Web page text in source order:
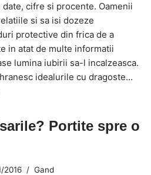
cifre si procente. Oamenii
si sa isi dozeze
protective din frica de a
in atat de multe informatii
lumina iubirii sa-l incalzeasca.
idealurile cu dragoste…
Portite spre o
2016 Gand